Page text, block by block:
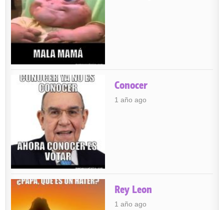
Conocer
1 año ago
Rey Leon
1 año ago